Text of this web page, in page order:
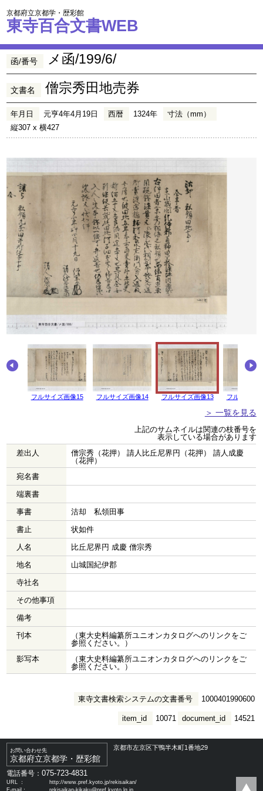
京都府立京都学・歴彩館
東寺百合文書WEB
函/番号 メ函/199/6/
文書名 僧宗秀田地売券
年月日 元亨4年4月19日 西暦 1324年
寸法（mm）
縦307 x 横427
フルサイズ画像15 フルサイズ画像14 フルサイズ画像13 フルサイズ
＞ 一覧を見る
上記のサムネイルは関連の枝番号を
表示している場合があります
差出人
僧宗秀（花押） 請人比丘尼界円（花押） 請人成慶
（花押）
宛名書
端裏書
事書
沽却 私領田事
書止
状如件
人名
比丘尼界円 成慶 僧宗秀
地名
山城国紀伊郡
寺社名
その他事項
備考
刊本
（東大史料編纂所ユニオンカタログへのリンクをご
参照ください。）
影写本
（東大史料編纂所ユニオンカタログへのリンクをご
参照ください。）
東寺文書検索システムの文書番号 1000401990600
document_id 14521
item_id 10071
お問い合わせ先
京都府立京都学・歴彩館
京都市左京区下鴨半木町1番地29
電話番号：075-723-4831
URL ：
http://www.pref.kyoto.jp/rekisaikan/
E-mail：
rekisaikan-kikaku@pref.kyoto.lg.jp